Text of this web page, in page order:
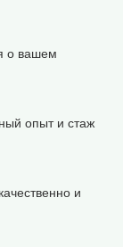
о вашем
опыт и стаж
и